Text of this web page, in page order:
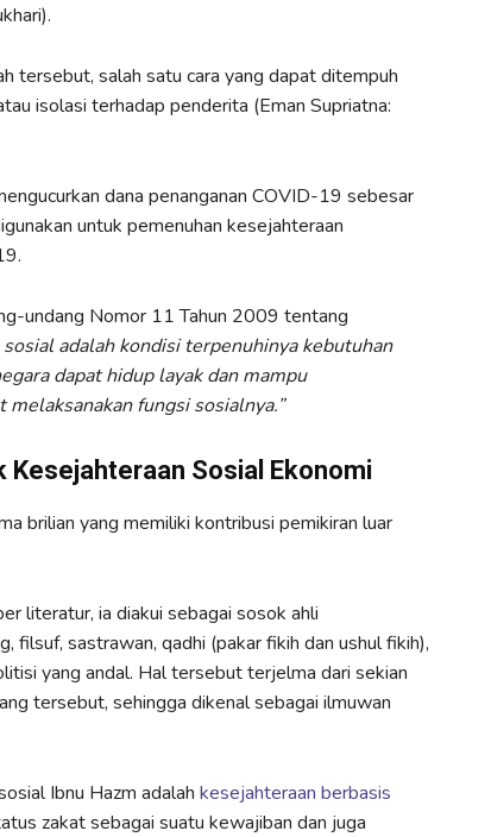
tersebut, salah satu cara yang dapat ditempuh
isolasi terhadap penderita (Eman Supriatna:
dana penanganan COVID-19 sebesar
untuk pemenuhan kesejahteraan
undang Nomor 11 Tahun 2009 tentang
sosial adalah kondisi terpenuhinya kebutuhan
dapat hidup layak dan mampu
fungsi sosialnya.”
Kesejahteraan Sosial Ekonomi
brilian yang memiliki kontribusi pemikiran luar
literatur, ia diakui sebagai sosok ahli
filsuf, sastrawan, qadhi (pakar fikih dan ushul fikih),
yang andal. Hal tersebut terjelma dari sekian
tersebut, sehingga dikenal sebagai ilmuwan
Ibnu Hazm adalah kesejahteraan berbasis
zakat sebagai suatu kewajiban dan juga